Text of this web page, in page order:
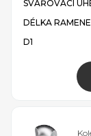
SVAŘOVACÍ
DÉLKA RAMENE
D1